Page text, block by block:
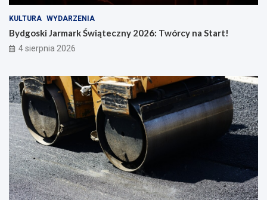
KULTURA WYDARZENIA
Bydgoski Jarmark Świąteczny 2026: Twórcy na Start!
4 sierpnia 2026